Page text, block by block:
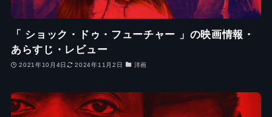
「 ショック・ドゥ・フューチャー 」の映画情報・
あらすじ・レビュー
2021年10月4日 2024年11月2日 洋画